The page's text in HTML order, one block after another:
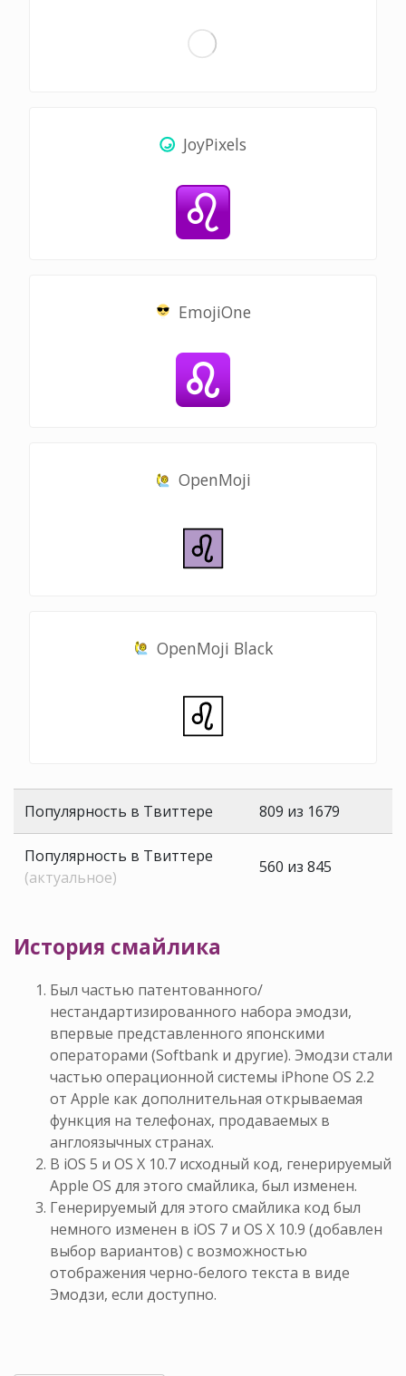
JoyPixels
EmojiOne
OpenMoji
OpenMoji Black
Популярность в Твиттере 809 из 1679
Популярность в Твиттере
(актуальное)
560 из 845
История смайлика
Был частью патентованного/
нестандартизированного набора эмодзи,
впервые представленного японскими
операторами (Softbank и другие). Эмодзи стали
частью операционной системы iPhone OS 2.2
от Apple как дополнительная открываемая
функция на телефонах, продаваемых в
англоязычных странах.
В iOS 5 и OS X 10.7 исходный код, генерируемый
Apple OS для этого смайлика, был изменен.
Генерируемый для этого смайлика код был
немного изменен в iOS 7 и OS X 10.9 (добавлен
выбор вариантов) с возможностью
отображения черно-белого текста в виде
Эмодзи, если доступно.